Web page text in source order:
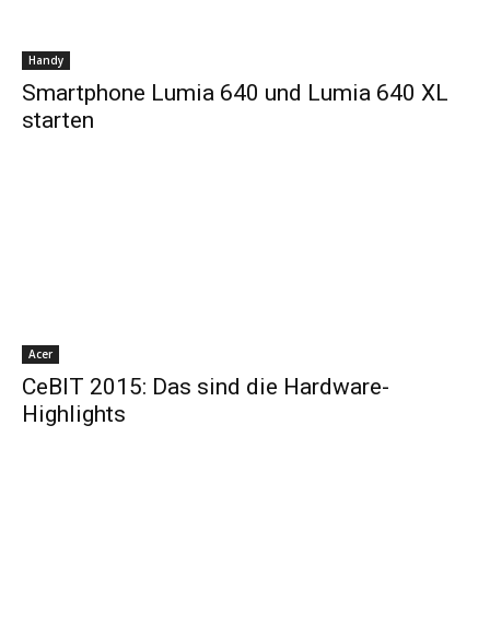
Handy
Smartphone Lumia 640 und Lumia 640 XL
starten
Acer
CeBIT 2015: Das sind die Hardware-
Highlights